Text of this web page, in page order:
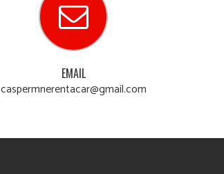
EMAIL
caspermnerentacar@gmail.com